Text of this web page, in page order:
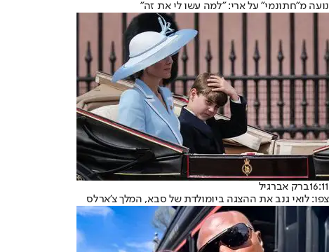
נועה מ"חתונמי" על ארי: "למה עשו לי את זה"
16:11ברק אברגיל
צפו: לואי גנב את ההצגה ביומולדת של סבא, המלך צ'ארלס